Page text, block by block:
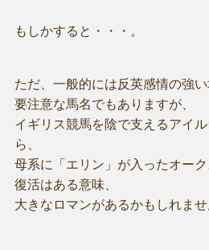
もしかすると・・・。
ただ、一般的には反英感情の強い
要注意な馬名でもありますが、
イギリス競馬を陰で支えるアイ
ら、
母系に「エリン」が入ったオー
復活はある意味、
大きなロマンがあるかもしれませ